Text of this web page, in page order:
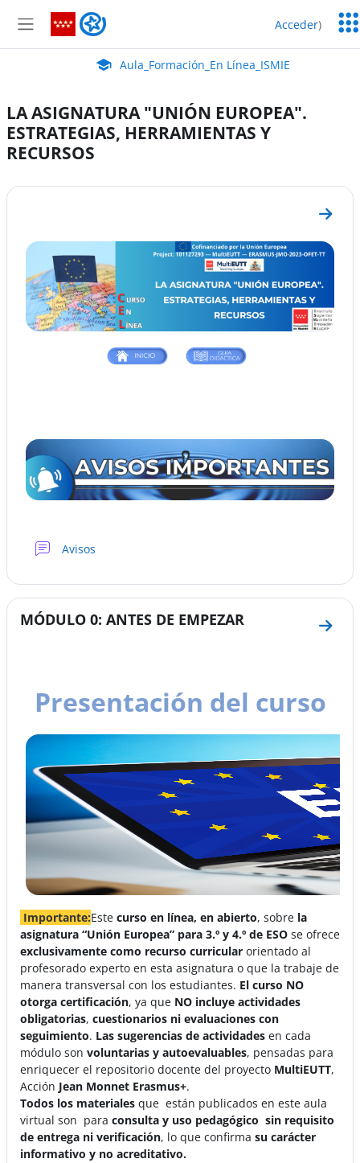
Panel lateral
Aula_Formación_En Línea_ISMIE Acceder)
Aula Virtual de EducaMadrid:
Aula_Formación_En Línea_ISMIE
LA ASIGNATURA "UNIÓN EUROPEA".
ESTRATEGIAS, HERRAMIENTAS Y
RECURSOS
Perfilado de sección
Ir a
Avisos
MÓDULO 0: ANTES DE EMPEZAR
Ir a
Presentación del curso
Importante:Este curso en línea, en abierto, sobre la
asignatura “Unión Europea” para 3.º y 4.º de ESO se ofrece
exclusivamente como recurso curricular orientado al
profesorado experto en esta asignatura o que la trabaje de
manera transversal con los estudiantes. El curso NO
otorga certificación, ya que NO incluye actividades
obligatorias, cuestionarios ni evaluaciones con
seguimiento. Las sugerencias de actividades en cada
módulo son voluntarias y autoevaluables, pensadas para
enriquecer el repositorio docente del proyecto MultiEUTT,
Acción Jean Monnet Erasmus+.
Todos los materiales que están publicados en este aula
virtual son para consulta y uso pedagógico sin requisito
de entrega ni verificación, lo que confirma su carácter
informativo y no acreditativo.